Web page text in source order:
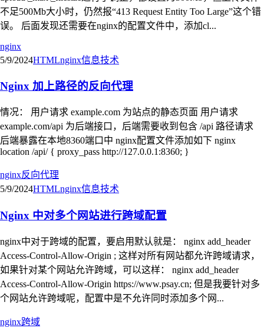
不足500Mb大小时，仍然报“413 Request Entity Too Large”这个错
误。 后面发现还需要在nginx的配置文件中，添加cl...
nginx
5/9/2024HTMLnginx信息技术
Nginx 加上路径的反向代理
情况： 用户请求 example.com 为站点的静态页面 用户请求
example.com/api 为后端接口，后端需要收到包含 /api 路径请求
后端暴露在本地8360端口中 nginx配置文件添加如下 nginx
location /api/ { proxy_pass http://127.0.0.1:8360; }
nginx反向代理
5/9/2024HTMLnginx信息技术
Nginx 中对多个网站进行跨域配置
nginx中对于跨域的配置，要启用默认就是： nginx add_header
Access-Control-Allow-Origin ; 这样对所有网站都允许跨域请求，
如果针对某个网站允许跨域，可以这样： nginx add_header
Access-Control-Allow-Origin https://www.psay.cn; 但是我要针对多
个网站允许跨域呢，配置中是不允许同时添加多个网...
nginx跨域